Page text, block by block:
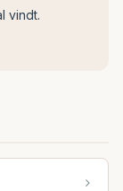
vindt.